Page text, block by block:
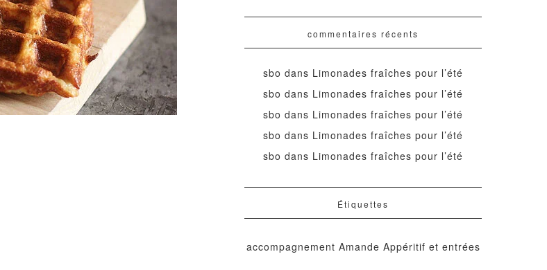
commentaires récents
sbo dans Limonades fraîches pour l’été
sbo dans Limonades fraîches pour l’été
sbo dans Limonades fraîches pour l’été
sbo dans Limonades fraîches pour l’été
sbo dans Limonades fraîches pour l’été
Étiquettes
accompagnement Amande Appéritif et entrées